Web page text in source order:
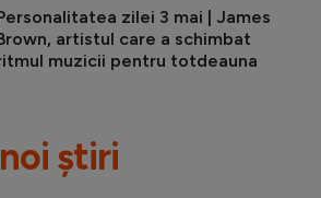
zilei 3 mai | James
artistul care a schimbat
muzicii pentru totdeauna
știri